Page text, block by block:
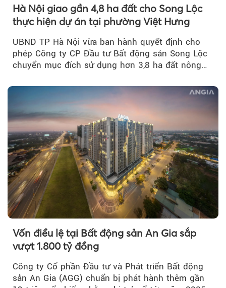
Hà Nội giao gần 4,8 ha đất cho Song Lộc
thực hiện dự án tại phường Việt Hưng
UBND TP Hà Nội vừa ban hành quyết định cho
phép Công ty CP Đầu tư Bất động sản Song Lộc
chuyển mục đích sử dụng hơn 3,8 ha đất nông
Vốn điều lệ tại Bất động sản An Gia sắp
vượt 1.800 tỷ đồng
Công ty Cổ phần Đầu tư và Phát triển Bất động
sản An Gia (AGG) chuẩn bị phát hành thêm gần